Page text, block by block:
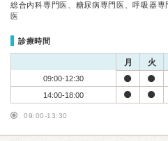
総合内科専門医、糖尿病専門医、呼吸器
医
診療時間
月 火
09:00-12:30
14:00-18:00
09:00-13:30